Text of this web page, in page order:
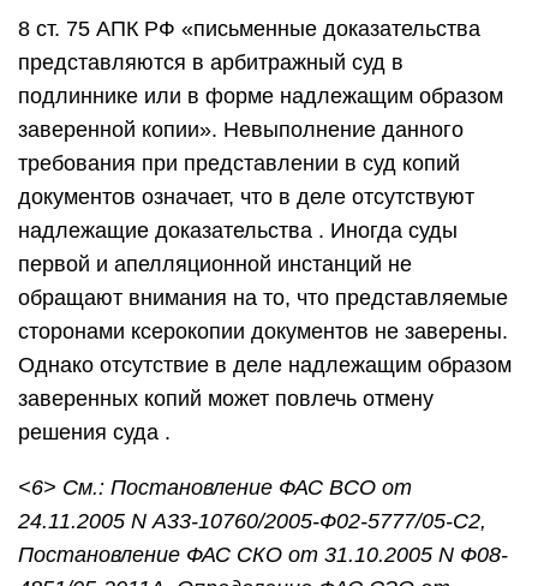
8 ст. 75 АПК РФ «письменные доказательства
представляются в арбитражный суд в
подлиннике или в форме надлежащим образом
заверенной копии». Невыполнение данного
требования при представлении в суд копий
документов означает, что в деле отсутствуют
надлежащие доказательства . Иногда суды
первой и апелляционной инстанций не
обращают внимания на то, что представляемые
сторонами ксерокопии документов не заверены.
Однако отсутствие в деле надлежащим образом
заверенных копий может повлечь отмену
решения суда .
<6> См.: Постановление ФАС ВСО от
24.11.2005 N А33-10760/2005-Ф02-5777/05-С2,
Постановление ФАС СКО от 31.10.2005 N Ф08-